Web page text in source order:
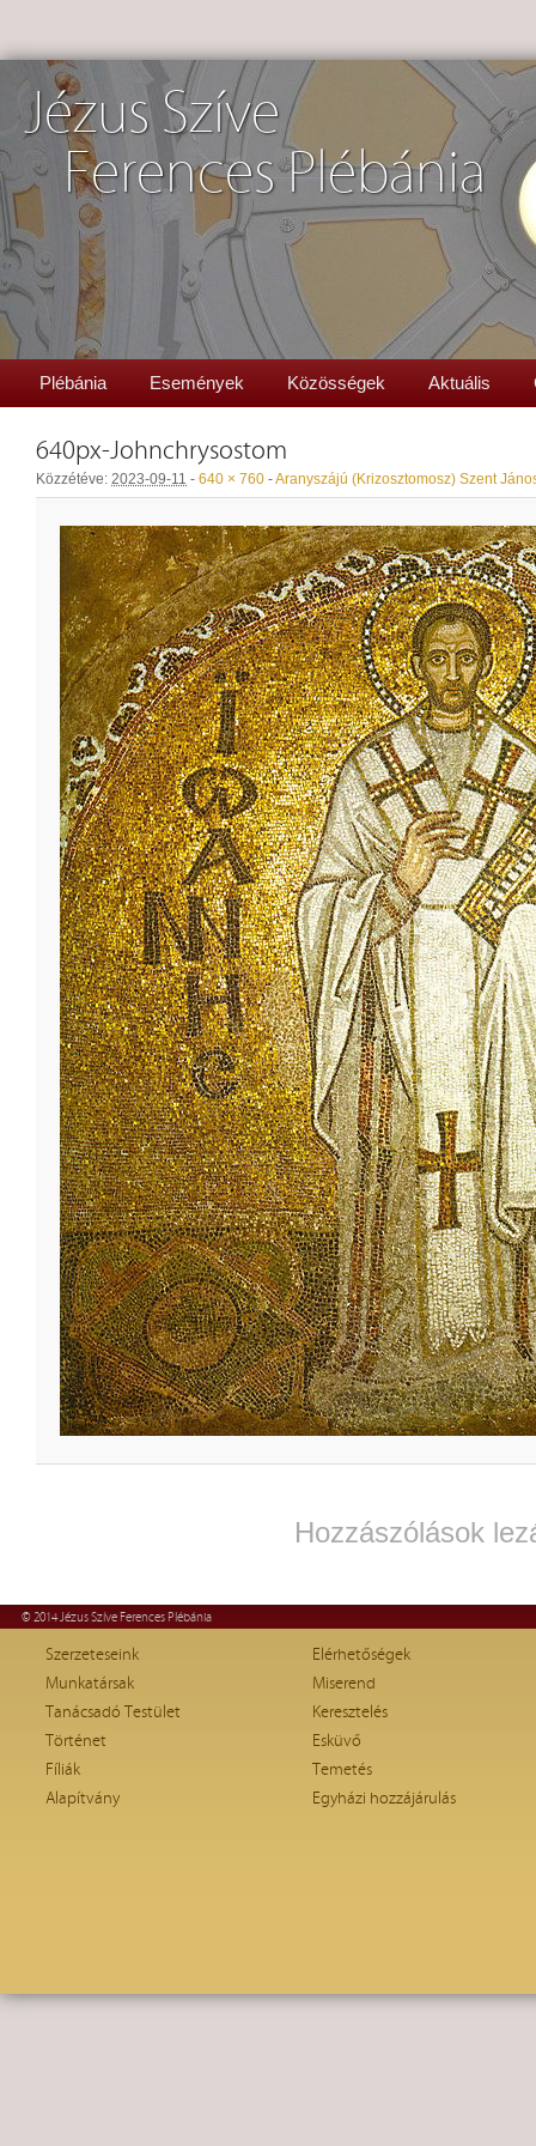
Jézus Szíve
Ferences Plébánia
Plébánia Események Közösségek Aktuális
640px-Johnchrysostom
Közzétéve: 2023-09-11 - 640 × 760 -Aranyszájú (Krizosztomosz) Szent
Hozzászólások
© 2014 Jézus Szíve Ferences Plébánia
Szerzeteseink
Munkatársak
Tanácsadó Testület
Történet
Fíliák
Alapítvány
Elérhetőségek
Miserend
Keresztelés
Esküvő
Temetés
Egyházi hozzájárulás